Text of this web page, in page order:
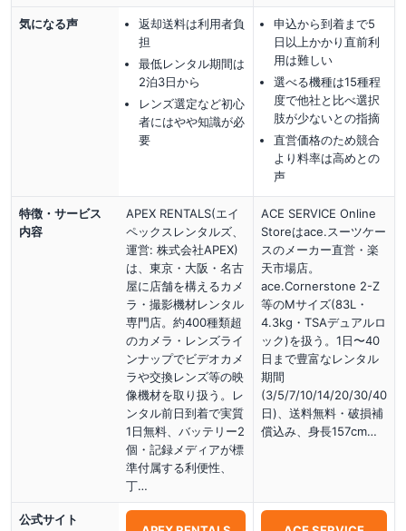
気になる声
返却送料は利用者負
担
最低レンタル期間は
2泊3日から
レンズ選定など初心
者にはやや知識が必
要
申込から到着まで5
日以上かかり直前利
用は難しい
選べる機種は15種程
度で他社と比べ選択
肢が少ないとの指摘
直営価格のため競合
より料率は高めとの
声
特徴・サービス
内容
APEX RENTALS(エイ
ペックスレンタルズ、
運営: 株式会社APEX)
は、東京・大阪・名古
屋に店舗を構えるカメ
ラ・撮影機材レンタル
専門店。約400種類超
のカメラ・レンズライ
ンナップでビデオカメ
ラや交換レンズ等の映
像機材を取り扱う。レ
ンタル前日到着で実質
1日無料、バッテリー2
個・記録メディアが標
準付属する利便性、
丁…
ACE SERVICE Online
Storeはace.スーツケー
スのメーカー直営・楽
天市場店。
ace.Cornerstone 2-Z
等のMサイズ(83L・
4.3kg・TSAデュアルロ
ック)を扱う。1日〜40
日まで豊富なレンタル
期間
(3/5/7/10/14/20/30/40
日)、送料無料・破損補
償込み、身長157cm…
公式サイト